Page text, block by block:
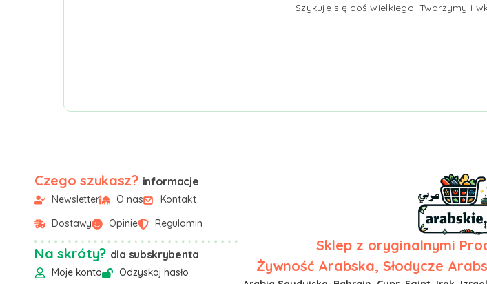
Szykuje się coś wielkiego! Tworzymy i
Czego szukasz? informacje
Newsletter O nas
Kontakt
Dostawy
Opinie Regulamin
Na skróty? dla subskrybenta
Moje konto
Odzyskaj hasło
Sklep z oryginalnymi
Żywność Arabska, Słodycze